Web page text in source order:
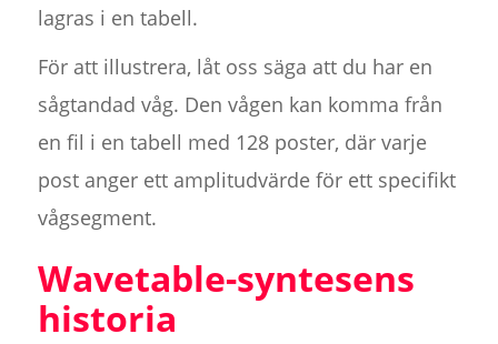
lagras i en tabell.
För att illustrera, låt oss säga att du har en
sågtandad våg. Den vågen kan komma från
en fil i en tabell med 128 poster, där varje
post anger ett amplitudvärde för ett specifikt
vågsegment.
Wavetable-syntesens
historia